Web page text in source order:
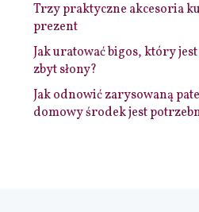
Trzy praktyczne akcesoria
prezent
Jak uratować bigos, który
zbyt słony?
Jak odnowić zarysowaną
domowy środek jest